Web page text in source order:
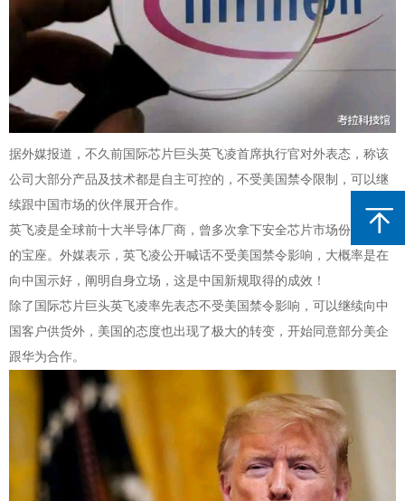
据外媒报道，不久前国际芯片巨头英飞凌首席执行官对外表态，称该
公司大部分产品及技术都是自主可控的，不受美国禁令限制，可以继
续跟中国市场的伙伴展开合作。
英飞凌是全球前十大半导体厂商，曾多次拿下安全芯片市场份额第一
的宝座。外媒表示，英飞凌公开喊话不受美国禁令影响，大概率是在
向中国示好，阐明自身立场，这是中国新规取得的成效！
除了国际芯片巨头英飞凌率先表态不受美国禁令影响，可以继续向中
国客户供货外，美国的态度也出现了极大的转变，开始同意部分美企
跟华为合作。